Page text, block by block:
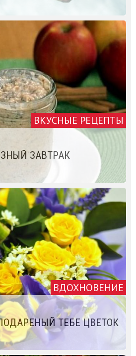
ВКУСНЫЕ РЕЦЕПТЫ
ЗАВТРАК
ВДОХНОВЕНИЕ
ТЕБЕ ЦВЕТОК